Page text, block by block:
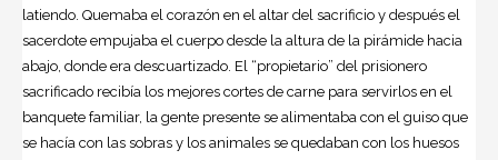
latiendo. Quemaba el corazón en el altar del sacrificio y después el
sacerdote empujaba el cuerpo desde la altura de la pirámide hacia
abajo, donde era descuartizado. El “propietario” del prisionero
sacrificado recibía los mejores cortes de carne para servirlos en el
banquete familiar, la gente presente se alimentaba con el guiso que
se hacía con las sobras y los animales se quedaban con los huesos